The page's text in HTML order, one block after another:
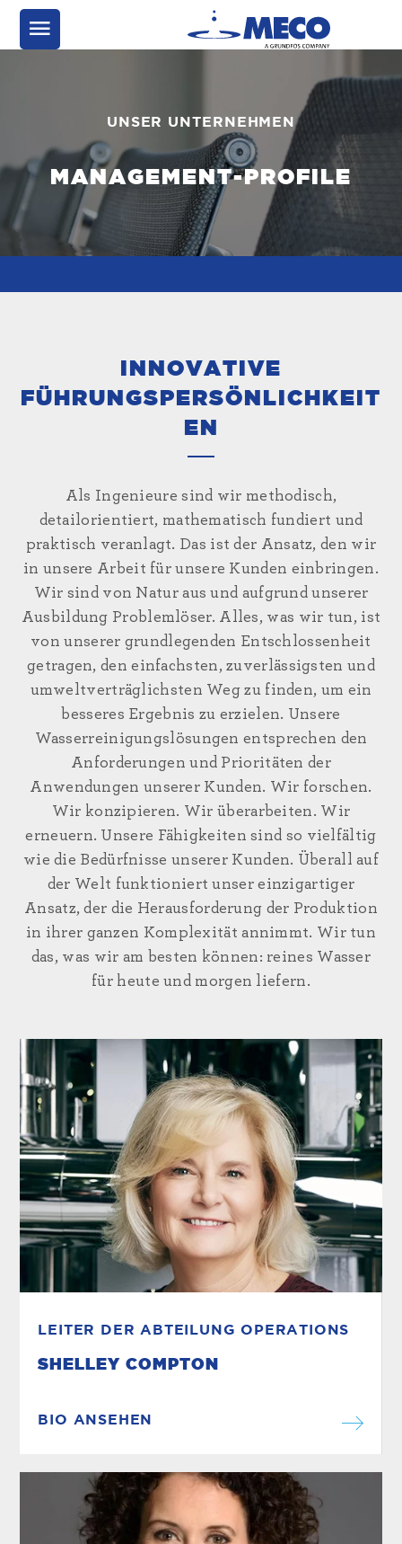
UNSER UNTERNEHMEN
MANAGEMENT-PROFILE
INNOVATIVE
FÜHRUNGSPERSÖNLICHKEIT
EN
Als Ingenieure sind wir methodisch,
detailorientiert, mathematisch fundiert und
praktisch veranlagt. Das ist der Ansatz, den wir
in unsere Arbeit für unsere Kunden einbringen.
Wir sind von Natur aus und aufgrund unserer
Ausbildung Problemlöser. Alles, was wir tun, ist
von unserer grundlegenden Entschlossenheit
getragen, den einfachsten, zuverlässigsten und
umweltverträglichsten Weg zu finden, um ein
besseres Ergebnis zu erzielen. Unsere
Wasserreinigungslösungen entsprechen den
Anforderungen und Prioritäten der
Anwendungen unserer Kunden. Wir forschen.
Wir konzipieren. Wir überarbeiten. Wir
erneuern. Unsere Fähigkeiten sind so vielfältig
wie die Bedürfnisse unserer Kunden. Überall auf
der Welt funktioniert unser einzigartiger
Ansatz, der die Herausforderung der Produktion
in ihrer ganzen Komplexität annimmt. Wir tun
das, was wir am besten können: reines Wasser
für heute und morgen liefern.
LEITER DER ABTEILUNG OPERATIONS
SHELLEY COMPTON
BIO ANSEHEN